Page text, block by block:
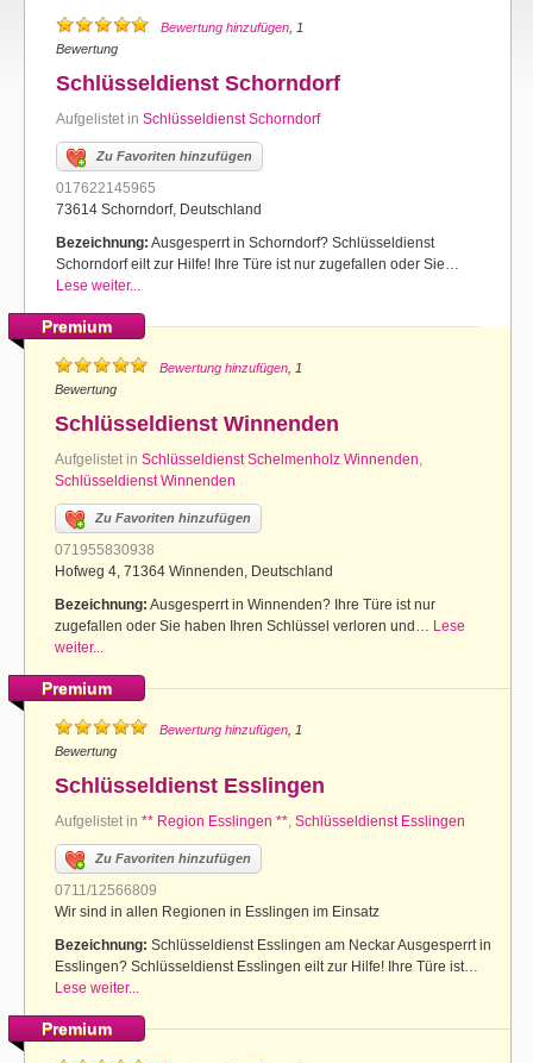
Bewertung hinzufügen , 1
Bewertung
Schlüsseldienst Schorndorf
Aufgelistet in Schlüsseldienst Schorndorf
Zu Favoriten hinzufügen
017622145965
73614 Schorndorf, Deutschland
Bezeichnung: Ausgesperrt in Schorndorf? Schlüsseldienst
Schorndorf eilt zur Hilfe! Ihre Türe ist nur zugefallen oder Sie…
Lese weiter...
Premium
Bewertung hinzufügen , 1
Bewertung
Schlüsseldienst Winnenden
Aufgelistet in Schlüsseldienst Schelmenholz Winnenden,
Schlüsseldienst Winnenden
Zu Favoriten hinzufügen
071955830938
Hofweg 4, 71364 Winnenden, Deutschland
Bezeichnung: Ausgesperrt in Winnenden? Ihre Türe ist nur
zugefallen oder Sie haben Ihren Schlüssel verloren und… Lese
weiter...
Premium
Bewertung hinzufügen , 1
Bewertung
Schlüsseldienst Esslingen
Aufgelistet in ** Region Esslingen **, Schlüsseldienst Esslingen
Zu Favoriten hinzufügen
0711/12566809
Wir sind in allen Regionen in Esslingen im Einsatz
Bezeichnung: Schlüsseldienst Esslingen am Neckar Ausgesperrt in
Esslingen? Schlüsseldienst Esslingen eilt zur Hilfe! Ihre Türe ist…
Lese weiter...
Premium